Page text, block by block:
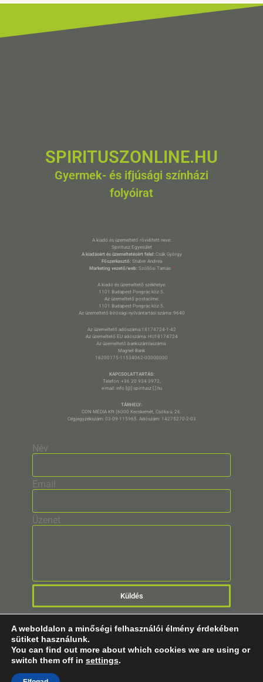
SPIRITUSZONLINE.HU
Gyermek- és ifjúsági színházi
folyóirat
A kiadó és üzemeltető rövidített neve:
Spiritusz Egyesület
A kiadásért és üzemeltetésért felel:Csák György
Főszerkesztő:Stuber Andrea
Marketing vezető/web: Szöllősi Tamás *
A kiadó és üzemeltető székhelye:
1101 Budapest Pongrác köz 5.
Az üzemeltető postacíme:
1101 Budapest Pongrác köz 5.
Az üzemeltető bírósági nyilvántartási száma: 9640
Az üzemeltető adószáma:18174724-1-42
Az üzemeltető EU adószáma: HU18174724
Az üzemeltető bankszámlaszáma:
Magnet Bank
16200175-11534062-00000000
KAPCSOLATTARTÁS:
Telefon: +36 20 934 0972,
e-mail: info [@] spiritusz [.] hu
TÁRHELY:
CON MÉDIA Kft (6000 Kecskemét, Csóka u. 26.
Cégjegyzékszám: 03-09-115965. Adószám: 14275270-2-03
Név
Email
Üzenet
Küldés
© 2025 Minden Jog Fenntartva!
A weboldalon a minőségi felhasználói élmény érdekében
sütiket használunk.
You can find out more about which cookies we are using or
switch them off in settings.